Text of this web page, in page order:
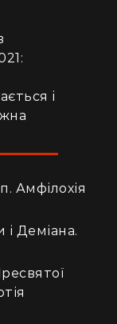
і
Амфілохія
Деміана.